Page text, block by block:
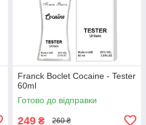
Franck Boclet Cocaine - Tester
60ml
Готово до відправки
249 ₴ 260 ₴